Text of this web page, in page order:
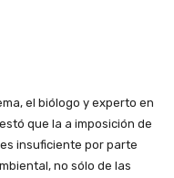
el biólogo y experto en
que la a imposición de
insuficiente por parte
no sólo de las